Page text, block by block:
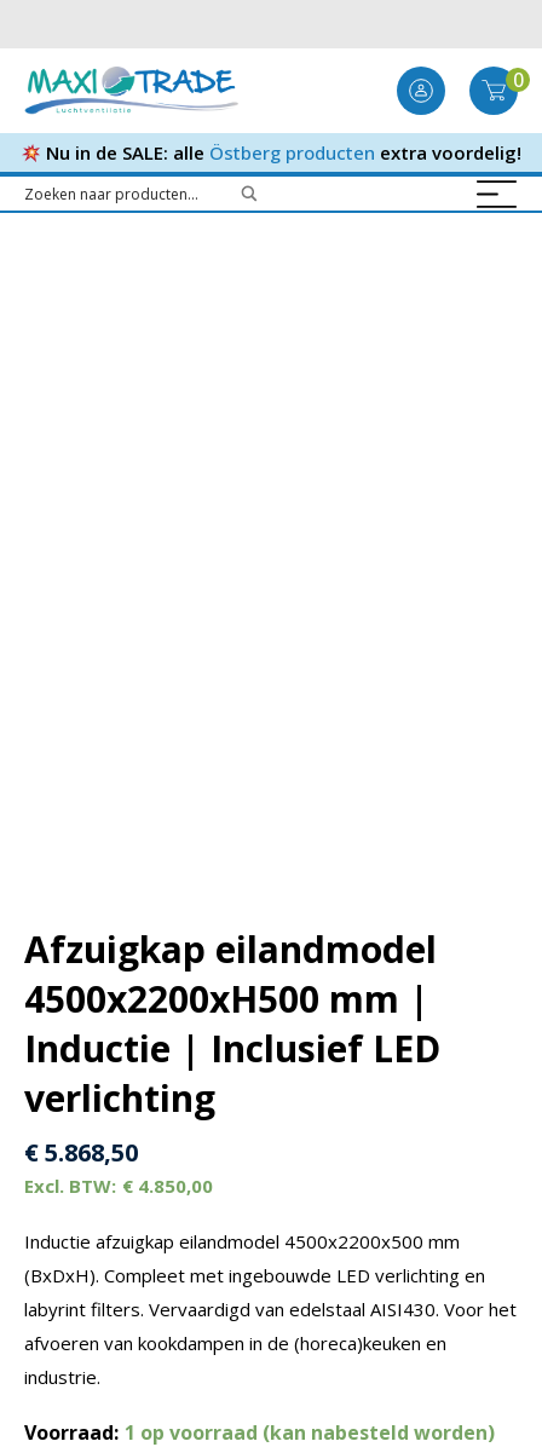
0
Nu in de SALE: alle Östberg producten extra voordelig!
Afzuigkap eilandmodel
4500x2200xH500 mm |
Inductie | Inclusief LED
verlichting
€5.868,50
€ 4.850,00
Inductie afzuigkap eilandmodel 4500x2200x500 mm
(BxDxH). Compleet met ingebouwde LED verlichting en
labyrint filters. Vervaardigd van edelstaal AISI430. Voor het
afvoeren van kookdampen in de (horeca)keuken en
industrie.
Voorraad: 1 op voorraad (kan nabesteld worden)